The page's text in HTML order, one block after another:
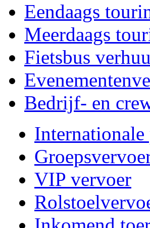
Eendaags
Meerdaags
Fietsbus
Bedrijf- en
Internationale
VIP vervoer